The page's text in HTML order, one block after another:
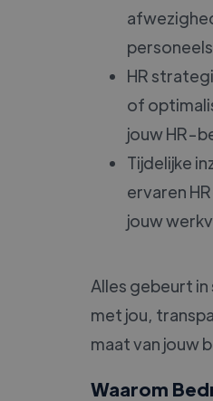
HR
of
jouw HR-
Tijdelijke
ervaren
jouw
Alles gebeurt
met jou,
maat van jouw
Waarom